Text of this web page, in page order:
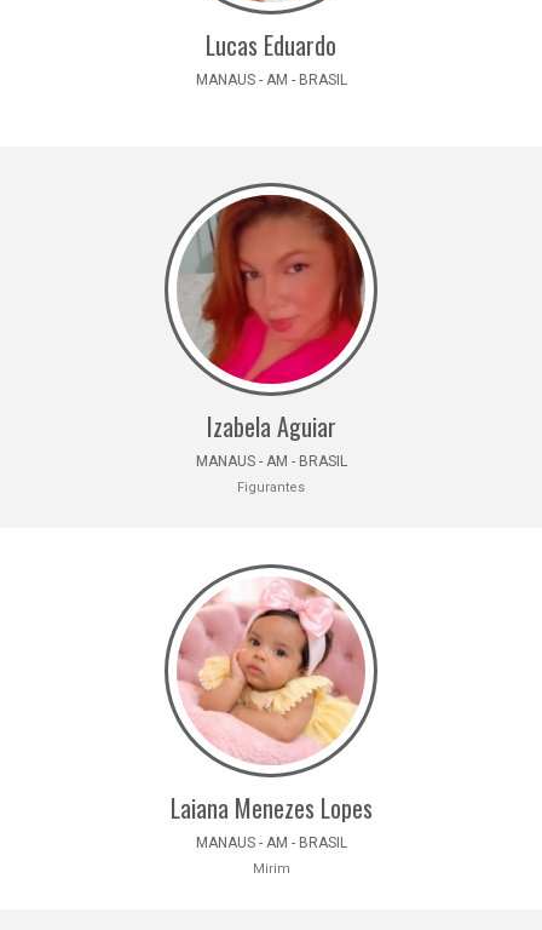
Lucas Eduardo
MANAUS - AM - BRASIL
Izabela Aguiar
MANAUS - AM - BRASIL
Figurantes
Laiana Menezes Lopes
MANAUS - AM - BRASIL
Mirim